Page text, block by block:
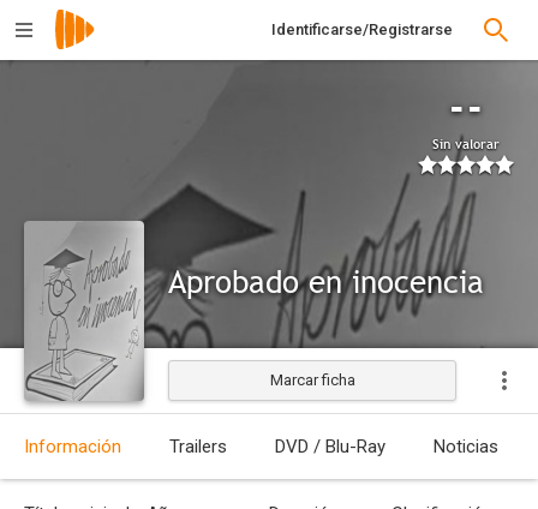
Identificarse/Registrarse
--
Sin valorar
Aprobado en inocencia
Marcar ficha
Información Trailers DVD / Blu-Ray Noticias